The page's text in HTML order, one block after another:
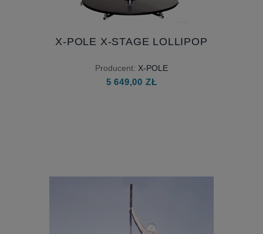
X-POLE X-STAGE LOLLIPOP
Producent: X-POLE
5 649,00 ZŁ